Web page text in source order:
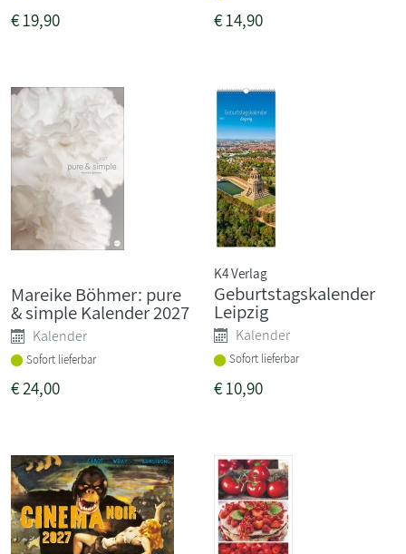
€19,90 €14,90
Mareike Böhmer: pure
& simple Kalender 2027
Kalender
Sofort lieferbar
€24,00
K4 Verlag
Geburtstagskalender
Leipzig
Kalender
Sofort lieferbar
€10,90